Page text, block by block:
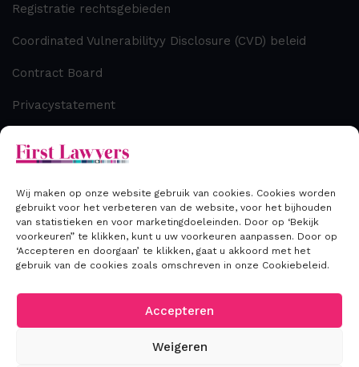
Wij maken op onze website gebruik van cookies. Cookies worden
gebruikt voor het verbeteren van de website, voor het bijhouden
van statistieken en voor marketingdoeleinden. Door op ‘Bekijk
voorkeuren” te klikken, kunt u uw voorkeuren aanpassen. Door op
‘Accepteren en doorgaan’ te klikken, gaat u akkoord met het
gebruik van de cookies zoals omschreven in onze Cookiebeleid.
Accepteren
Weigeren
Registratie rechtsgebieden
Coordinated Vulnerabilityy Disclosure (CVD) beleid
Contract Board
Privacystatement
Contact
T: +31 (0) 70 306 00 33
E: info@firstlawyers.nl